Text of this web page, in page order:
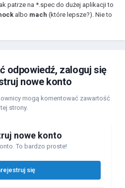
patrze na *.spec do dużej aplikacji to
albo mach (które lepsze?). Nie to
odpowiedź, zaloguj się
nowe konto
mogą komentować zawartość
tej strony.
nowe konto
To bardzo proste!
się